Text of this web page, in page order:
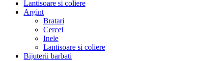
Lantisoare si coliere
Argint
Bratari
Cercei
Inele
Lantisoare si coliere
Bijuterii barbati